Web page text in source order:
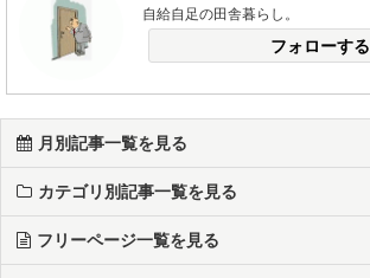
自給自足の田舎暮らし。
フォローする
月別記事一覧を見る
カテゴリ別記事一覧を見る
フリーページ一覧を見る